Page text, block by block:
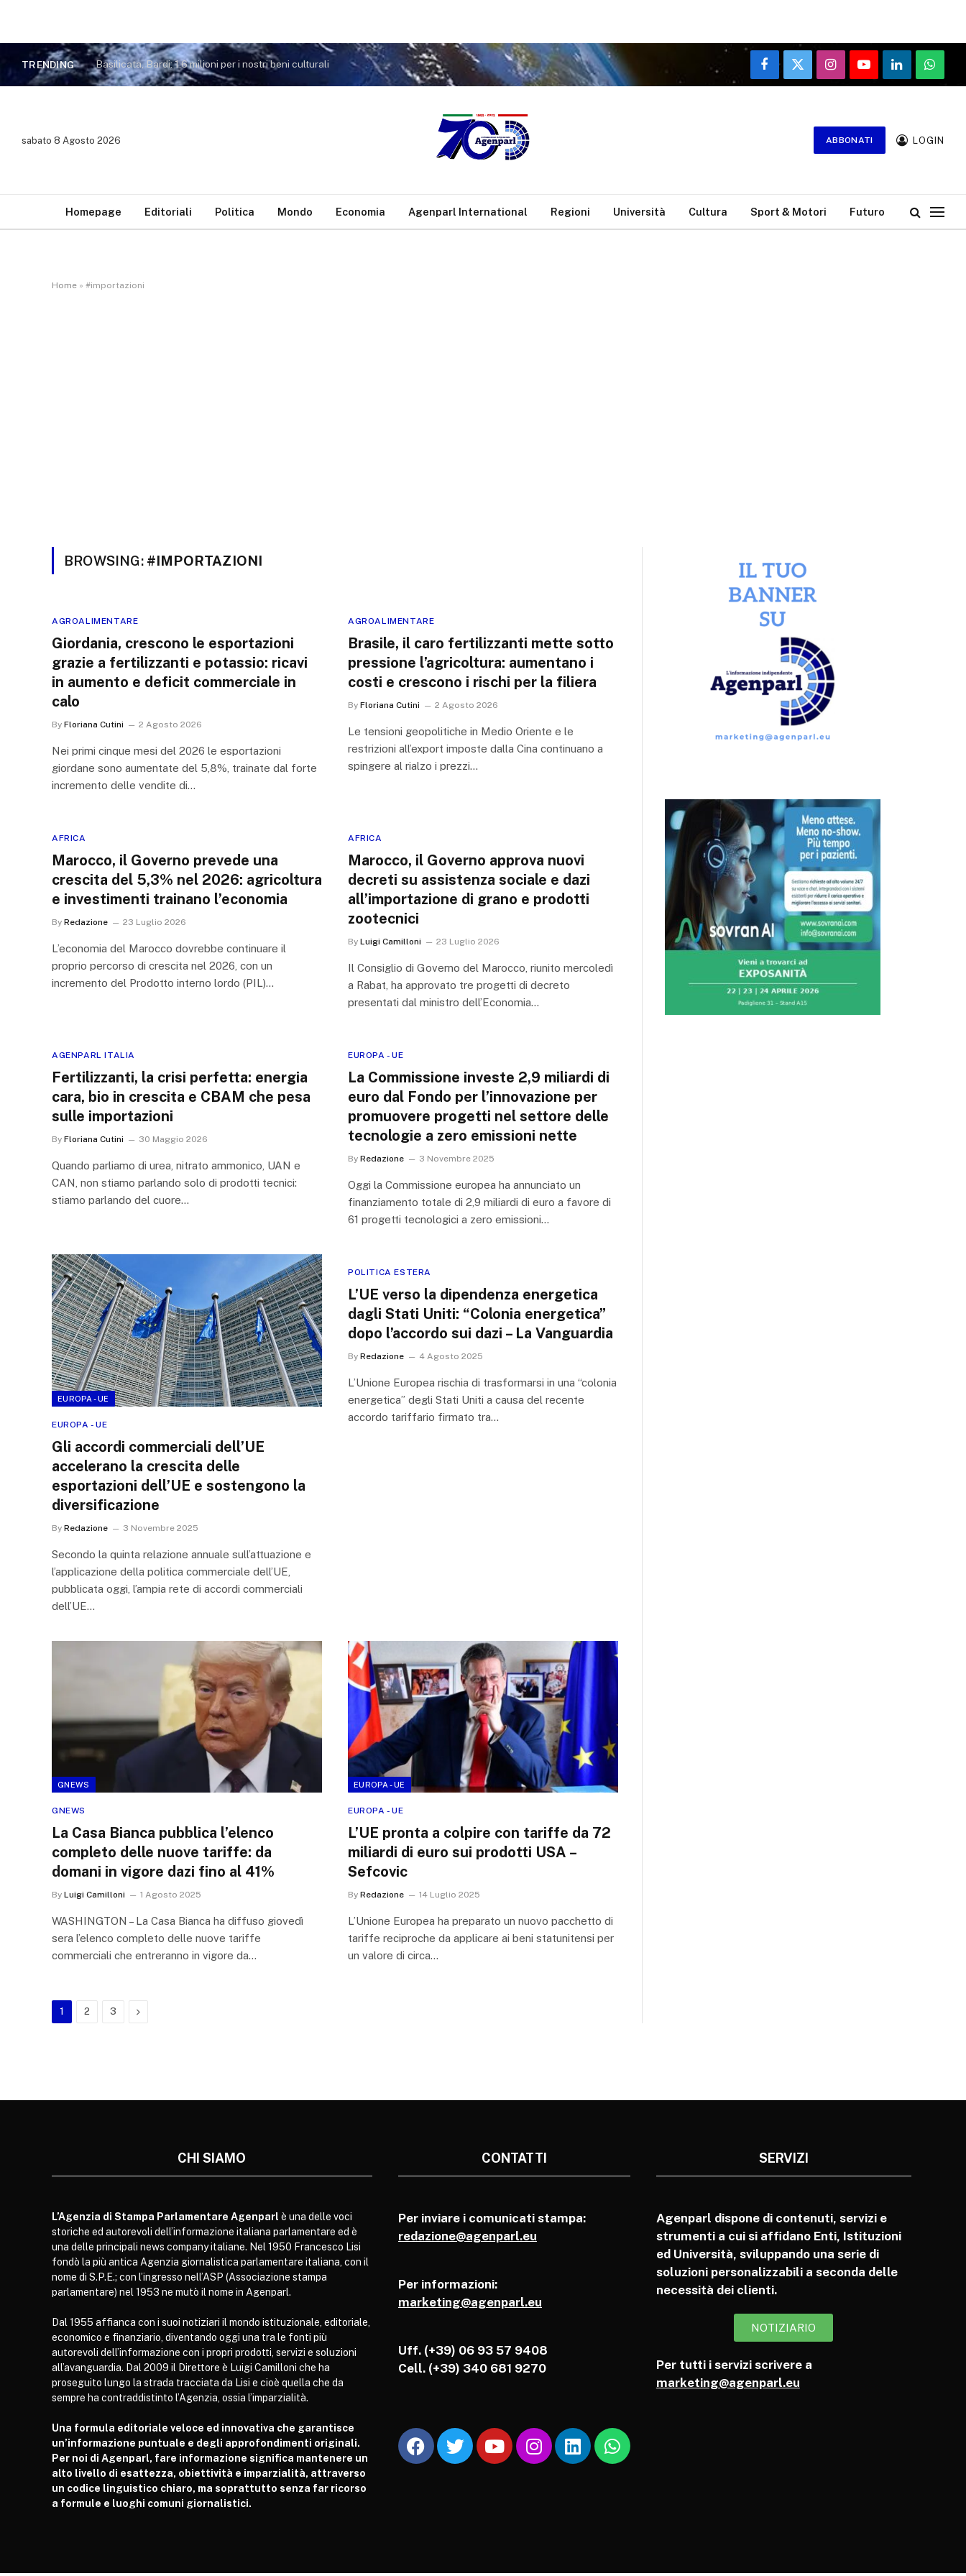
TRENDING Basilicata, Bardi: 1,6 milioni per i nostri beni culturali
Facebook
X
(Twitter)
InstagramYouTubeLinkedIn
sabato 8 Agosto 2026 ABBONATI LOGIN
Homepage Editoriali Politica Mondo Economia Agenparl International Regioni Università Cultura Sport & Motori Futuro
Home » #importazioni
BROWSING: #IMPORTAZIONI
AGROALIMENTARE
Giordania, crescono le esportazioni
grazie a fertilizzanti e potassio: ricavi
in aumento e deficit commerciale in
calo
By Floriana Cutini 2 Agosto 2026
Nei primi cinque mesi del 2026 le esportazioni
giordane sono aumentate del 5,8%, trainate dal forte
incremento delle vendite di…
AGROALIMENTARE
Brasile, il caro fertilizzanti mette sotto
pressione l’agricoltura: aumentano i
costi e crescono i rischi per la filiera
By Floriana Cutini 2 Agosto 2026
Le tensioni geopolitiche in Medio Oriente e le
restrizioni all’export imposte dalla Cina continuano a
spingere al rialzo i prezzi…
AFRICA
Marocco, il Governo prevede una
crescita del 5,3% nel 2026: agricoltura
e investimenti trainano l’economia
By Redazione 23 Luglio 2026
L’economia del Marocco dovrebbe continuare il
proprio percorso di crescita nel 2026, con un
incremento del Prodotto interno lordo (PIL)…
AFRICA
Marocco, il Governo approva nuovi
decreti su assistenza sociale e dazi
all’importazione di grano e prodotti
zootecnici
By Luigi Camilloni 23 Luglio 2026
Il Consiglio di Governo del Marocco, riunito mercoledì
a Rabat, ha approvato tre progetti di decreto
presentati dal ministro dell’Economia…
AGENPARL ITALIA
Fertilizzanti, la crisi perfetta: energia
cara, bio in crescita e CBAM che pesa
sulle importazioni
By Floriana Cutini 30 Maggio 2026
Quando parliamo di urea, nitrato ammonico, UAN e
CAN, non stiamo parlando solo di prodotti tecnici:
stiamo parlando del cuore…
EUROPA - UE
La Commissione investe 2,9 miliardi di
euro dal Fondo per l’innovazione per
promuovere progetti nel settore delle
tecnologie a zero emissioni nette
By Redazione 3 Novembre 2025
Oggi la Commissione europea ha annunciato un
finanziamento totale di 2,9 miliardi di euro a favore di
61 progetti tecnologici a zero emissioni…
EUROPA - UE
EUROPA - UE
Gli accordi commerciali dell’UE
accelerano la crescita delle
esportazioni dell’UE e sostengono la
diversificazione
By Redazione 3 Novembre 2025
Secondo la quinta relazione annuale sull’attuazione e
l’applicazione della politica commerciale dell’UE,
pubblicata oggi, l’ampia rete di accordi commerciali
dell’UE…
POLITICA ESTERA
L’UE verso la dipendenza energetica
dagli Stati Uniti: “Colonia energetica”
dopo l’accordo sui dazi – La Vanguardia
By Redazione 4 Agosto 2025
L’Unione Europea rischia di trasformarsi in una “colonia
energetica” degli Stati Uniti a causa del recente
accordo tariffario firmato tra…
GNEWS
GNEWS
La Casa Bianca pubblica l’elenco
completo delle nuove tariffe: da
domani in vigore dazi fino al 41%
By Luigi Camilloni 1 Agosto 2025
WASHINGTON – La Casa Bianca ha diffuso giovedì
sera l’elenco completo delle nuove tariffe
commerciali che entreranno in vigore da…
EUROPA - UE
EUROPA - UE
L’UE pronta a colpire con tariffe da 72
miliardi di euro sui prodotti USA –
Sefcovic
By Redazione 14 Luglio 2025
L’Unione Europea ha preparato un nuovo pacchetto di
tariffe reciproche da applicare ai beni statunitensi per
un valore di circa…
1 2 3 Next
CHI SIAMO
L’Agenzia di Stampa Parlamentare Agenparl è una delle voci
storiche ed autorevoli dell’informazione italiana parlamentare ed è
una delle principali news company italiane. Nel 1950 Francesco Lisi
fondò la più antica Agenzia giornalistica parlamentare italiana, con il
nome di S.P.E.; con l’ingresso nell’ASP (Associazione stampa
parlamentare) nel 1953 ne mutò il nome in Agenparl.
Dal 1955 affianca con i suoi notiziari il mondo istituzionale, editoriale,
economico e finanziario, diventando oggi una tra le fonti più
autorevoli dell’informazione con i propri prodotti, servizi e soluzioni
all’avanguardia. Dal 2009 il Direttore è Luigi Camilloni che ha
proseguito lungo la strada tracciata da Lisi e cioè quella che da
sempre ha contraddistinto l’Agenzia, ossia l’imparzialità.
Una formula editoriale veloce ed innovativa che garantisce
un’informazione puntuale e degli approfondimenti originali.
Per noi di Agenparl, fare informazione significa mantenere un
alto livello di esattezza, obiettività e imparzialità, attraverso
un codice linguistico chiaro, ma soprattutto senza far ricorso
a formule e luoghi comuni giornalistici.
CONTATTI
Per inviare i comunicati stampa:
redazione@agenparl.eu
Per informazioni:
marketing@agenparl.eu
Uff. (+39) 06 93 57 9408
Cell. (+39) 340 681 9270
SERVIZI
Agenparl dispone di contenuti, servizi e
strumenti a cui si affidano Enti, Istituzioni
ed Università, sviluppando una serie di
soluzioni personalizzabili a seconda delle
necessità dei clienti.
NOTIZIARIO
Per tutti i servizi scrivere a
marketing@agenparl.eu